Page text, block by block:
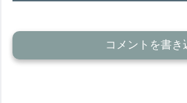
コメントを書き